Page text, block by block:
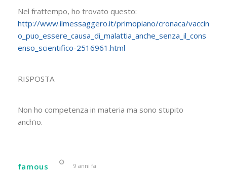
Nel frattempo, ho trovato questo:
http://www.ilmessaggero.it/primopiano/cronaca/vaccin
o_puo_essere_causa_di_malattia_anche_senza_il_cons
enso_scientifico-2516961.html
RISPOSTA
Non ho competenza in materia ma sono stupito
anch’io.
famous 9 anni fa